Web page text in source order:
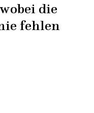
die
fehlen